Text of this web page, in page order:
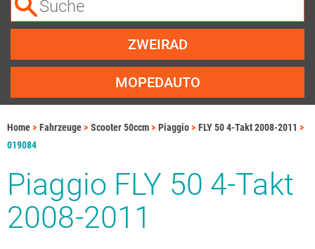
ZWEIRAD
MOPEDAUTO
Home Fahrzeuge Scooter 50ccm Piaggio
FLY 50 4-Takt 2008-2011
019084
Piaggio FLY 50 4-Takt
2008-2011